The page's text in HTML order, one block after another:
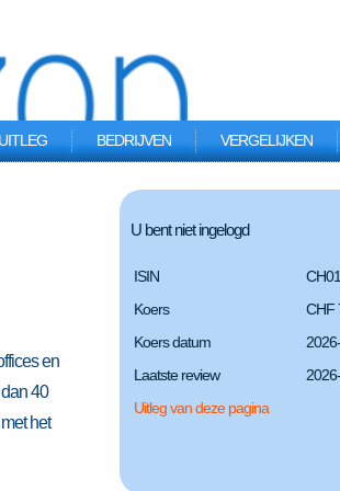
BEDRIJVEN VERGELIJKEN
en
40
het
U bent niet ingelogd
ISIN
Koers
CHF
Koers datum
Laatste review
Uitleg van deze pagina